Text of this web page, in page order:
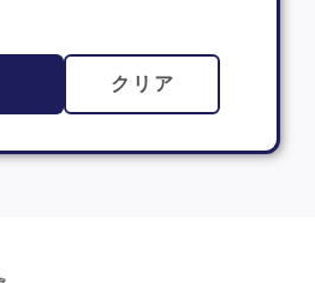
クリア